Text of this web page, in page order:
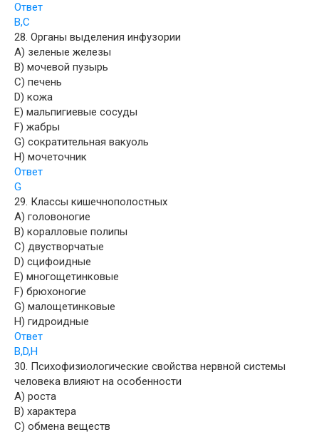
Ответ
B,C
28. Органы выделения инфузории
A) зеленые железы
B) мочевой пузырь
C) печень
D) кожа
E) мальпигиевые сосуды
F) жабры
G) сократительная вакуоль
H) мочеточник
Ответ
G
29. Классы кишечнополостных
A) головоногие
B) коралловые полипы
C) двустворчатые
D) сцифоидные
E) многощетинковые
F) брюхоногие
G) малощетинковые
H) гидроидные
Ответ
B,D,H
30. Психофизиологические свойства нервной системы
человека влияют на особенности
A) роста
B) характера
C) обмена веществ